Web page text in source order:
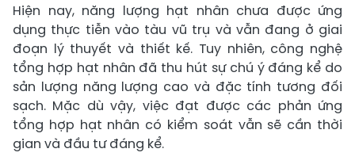
Hiện nay, năng lượng hạt nhân chưa được ứng
dụng thực tiễn vào tàu vũ trụ và vẫn đang ở giai
đoạn lý thuyết và thiết kế. Tuy nhiên, công nghệ
tổng hợp hạt nhân đã thu hút sự chú ý đáng kể do
sản lượng năng lượng cao và đặc tính tương đối
sạch. Mặc dù vậy, việc đạt được các phản ứng
tổng hợp hạt nhân có kiểm soát vẫn sẽ cần thời
gian và đầu tư đáng kể.